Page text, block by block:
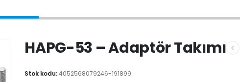
HAPG-53 – Adaptör Takımı
Stok kodu:4052568079246-191899